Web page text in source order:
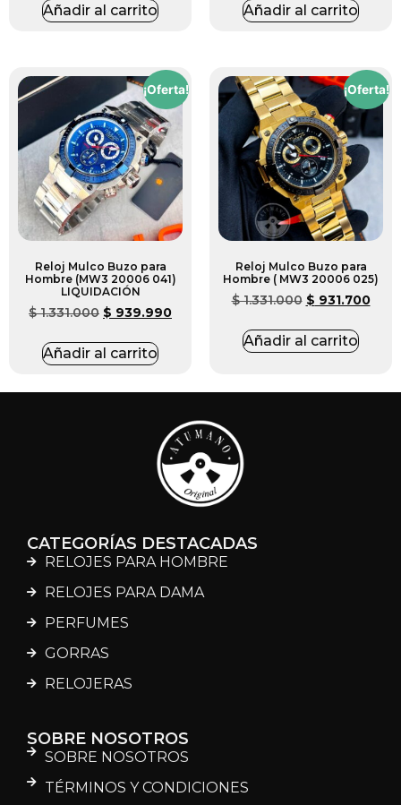
Añadir al carrito Añadir al carrito
¡Oferta!
Reloj Mulco Buzo para
Hombre (MW3 20006 041)
LIQUIDACIÓN
$1.331.000 $ 939.990
Añadir al carrito
¡Oferta!
Reloj Mulco Buzo para
Hombre ( MW3 20006 025)
$1.331.000 $ 931.700
Añadir al carrito
CATEGORÍAS DESTACADAS
RELOJES PARA HOMBRE
RELOJES PARA DAMA
PERFUMES
GORRAS
RELOJERAS
SOBRE NOSOTROS
SOBRE NOSOTROS
TÉRMINOS Y CONDICIONES